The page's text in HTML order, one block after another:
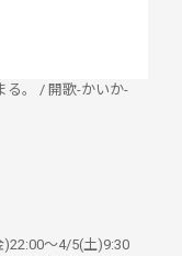
る。 / 開歌-かいか-
〜4/5(土)9:30